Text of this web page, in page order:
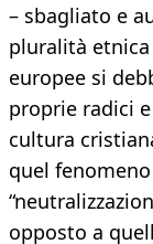
– sbagliato e
pluralità
europee si
proprie radici
cultura
quel
opposto a